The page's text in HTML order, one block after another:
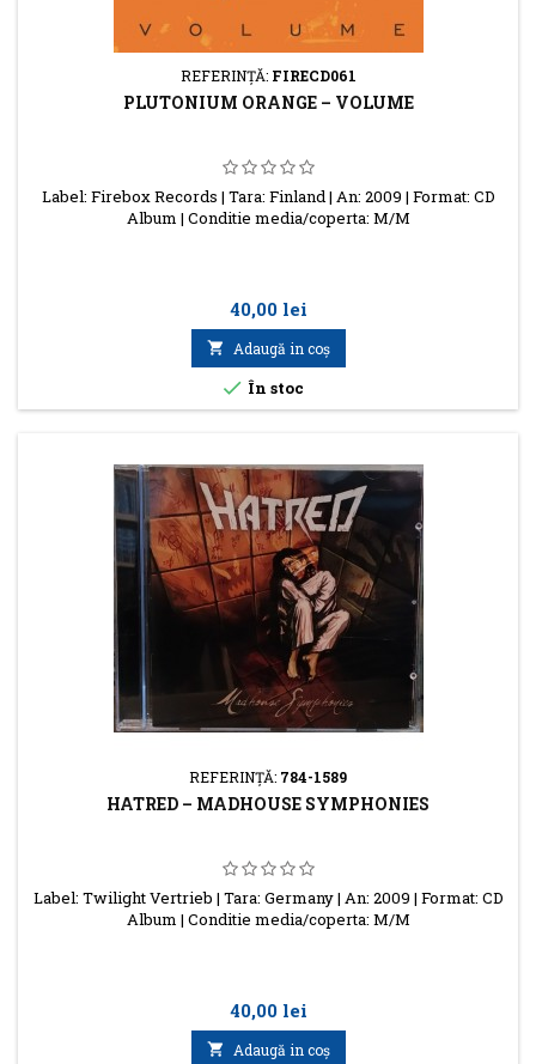
REFERINŢĂ: FIRECD061
PLUTONIUM ORANGE – VOLUME
Label: Firebox Records | Tara: Finland | An: 2009 | Format: CD
Album | Conditie media/coperta: M/M
Preţ
40,00 lei
 Adaugă in coş
 În stoc
REFERINŢĂ: 784-1589
HATRED – MADHOUSE SYMPHONIES
Label: Twilight Vertrieb | Tara: Germany | An: 2009 | Format: CD
Album | Conditie media/coperta: M/M
Preţ
40,00 lei
 Adaugă in coş